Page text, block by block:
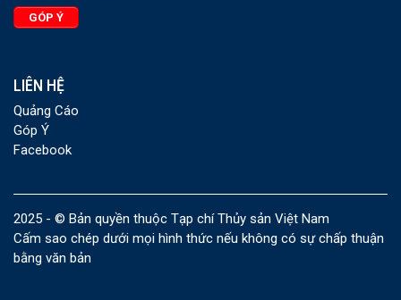
GÓP Ý
LIÊN HỆ
Quảng Cáo
Góp Ý
Facebook
2025 - © Bản quyền thuộc Tạp chí Thủy sản Việt Nam
Cấm sao chép dưới mọi hình thức nếu không có sự chấp thuận
bằng văn bản